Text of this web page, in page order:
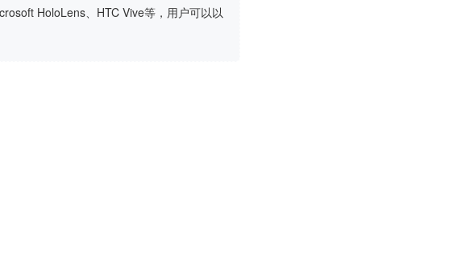
HoloLens、HTC Vive等，用户可以以